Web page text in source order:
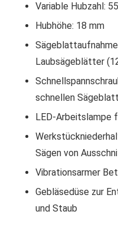
Variable Hubzahl:
Hubhöhe: 18 mm
Laubsägeblätter
schnellen
LED-Arbeitslampe
Sägen von
Vibrationsarmer
Gebläsedüse zur
und Staub